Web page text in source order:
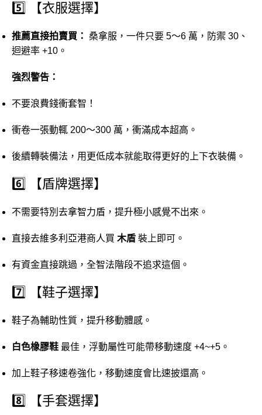
5️⃣ 【衣服選擇】
推薦直接拍賣買： 桑拿服， 一件只要 5～6 萬， 防禦 30、
迴避率 +10。
強烈警告：
不要浪費錢衝套智！
衝卷一張動輒 200～300 萬， 衝滿成本超高。
後續轉裝備法， 用 更低成本就能取得更好的上下衣裝備。
6️⃣ 【盾牌選擇】
不需要特別 去拿智力盾， 提升極小感覺不出來。
直接去維多利亞港商人買 木盾 裝上即可。
有資金直接跳過， 全智法 階段不追求這個。
7️⃣ 【鞋子選擇】
鞋子為輔助性質， 提升移動體感。
白色橡膠鞋 最佳， 浮動屬性可能帶移動速度 +4~+5。
加上鞋子移速卷強化， 移動速度會比速披還高。
8️⃣ 【手套選擇】